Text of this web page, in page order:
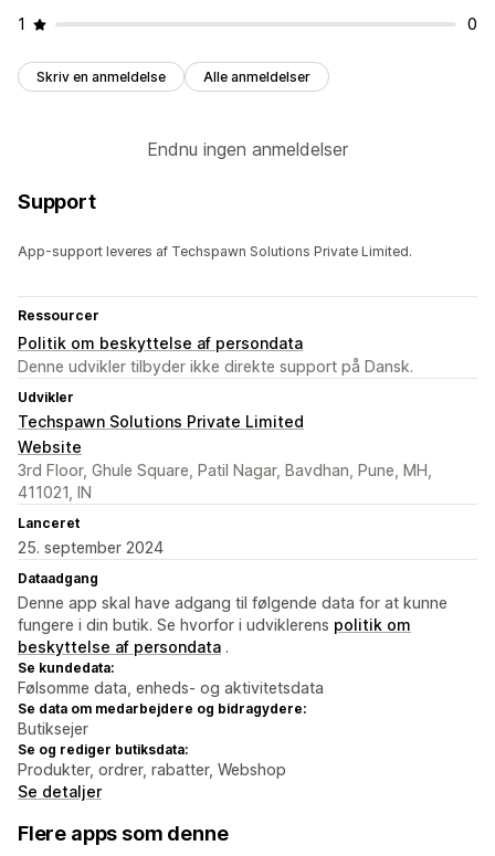
1
0
Skriv en anmeldelse Alle anmeldelser
Endnu ingen anmeldelser
Support
App-support leveres af Techspawn Solutions Private Limited.
Ressourcer
Politik om beskyttelse af persondata
Denne udvikler tilbyder ikke direkte support på Dansk.
Udvikler
Techspawn Solutions Private Limited
Website
3rd Floor, Ghule Square, Patil Nagar, Bavdhan, Pune, MH,
411021, IN
Lanceret
25. september 2024
Dataadgang
Denne app skal have adgang til følgende data for at kunne
fungere i din butik. Se hvorfor i udviklerens politik om
beskyttelse af persondata .
Se kundedata:
Følsomme data, enheds- og aktivitetsdata
Se data om medarbejdere og bidragydere:
Butiksejer
Se og rediger butiksdata:
Produkter, ordrer, rabatter, Webshop
Se detaljer
Flere apps som denne